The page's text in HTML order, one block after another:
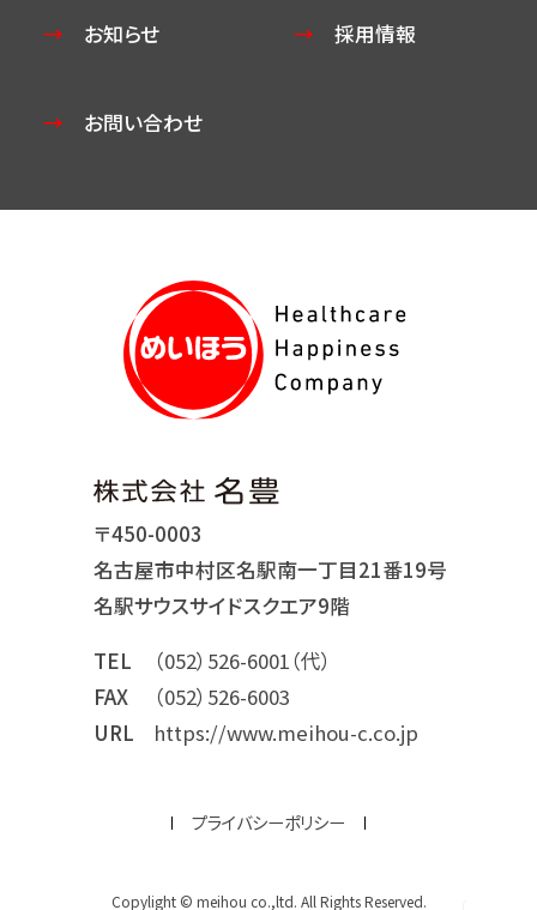
お知らせ 採用情報
お問い合わせ
〒450-0003
名古屋市中村区名駅南一丁目21番19号
名駅サウスサイドスクエア9階
TEL
（052）526-6001（代）
FAX
（052）526-6003
URL
https://www.meihou-c.co.jp
プライバシーポリシー
Copylight © meihou co.,ltd. All Rights Reserved.